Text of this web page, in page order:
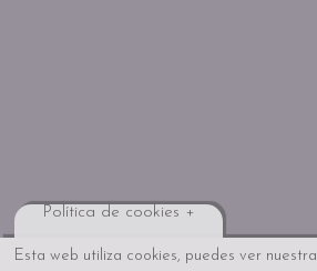
Esta web utiliza cookies, puedes ver nuestra
Política de cookies +